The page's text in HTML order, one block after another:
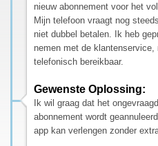
nieuw abonnement voor het
Mijn telefoon vraagt nog
niet dubbel betalen. Ik heb
nemen met de
telefonisch bereikbaar.
Gewenste Oplossing:
Ik wil graag dat het
abonnement wordt
app kan verlengen zonder